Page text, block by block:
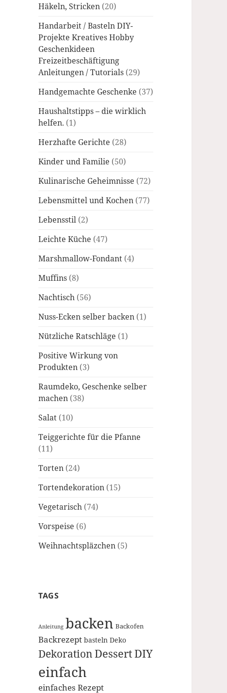
Häkeln, Stricken (20)
Handarbeit / Basteln DIY-
Projekte Kreatives Hobby
Geschenkideen
Freizeitbeschäftigung
Anleitungen / Tutorials (29)
Handgemachte Geschenke (37)
Haushaltstipps – die wirklich
helfen. (1)
Herzhafte Gerichte (28)
Kinder und Familie (50)
Kulinarische Geheimnisse (72)
Lebensmittel und Kochen (77)
Lebensstil (2)
Leichte Küche (47)
Marshmallow-Fondant (4)
Muffins (8)
Nachtisch (56)
Nuss-Ecken selber backen (1)
Nützliche Ratschläge (1)
Positive Wirkung von
Produkten (3)
Raumdeko, Geschenke selber
machen (38)
Salat (10)
Teiggerichte für die Pfanne
(11)
Torten (24)
Tortendekoration (15)
Vegetarisch (74)
Vorspeise (6)
Weihnachtspläzchen (5)
TAGS
Anleitung backen Backofen
Backrezept basteln Deko
DekorationDessertDIY
einfach
einfaches Rezept